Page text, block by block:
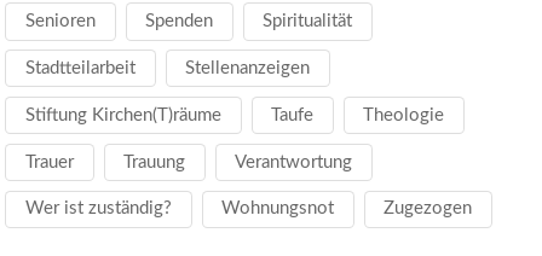
Senioren Spenden Spiritualität
Stadtteilarbeit Stellenanzeigen
Stiftung Kirchen(T)räume Taufe Theologie
Trauer Trauung Verantwortung
Wer ist zuständig? Wohnungsnot Zugezogen